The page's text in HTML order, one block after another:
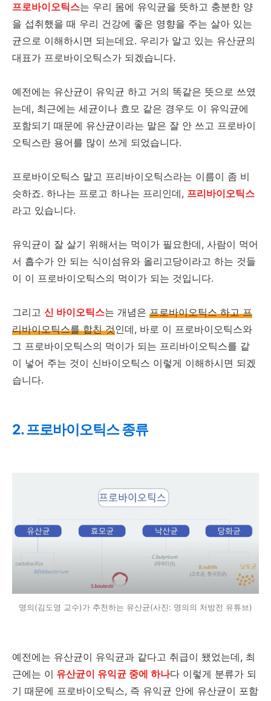
프로바이오틱스는 우리 몸에 유익균을 뜻하고 충분한 양
을 섭취했을 때 우리 건강에 좋은 영향을 주는 살아 있는
균으로 이해하시면 되는데요. 우리가 알고 있는 유산균의
대표가 프로바이오틱스가 되겠습니다.
예전에는 유산균이 유익균 하고 거의 똑같은 뜻으로 쓰였
는데, 최근에는 세균이나 효모 같은 경우도 이 유익균에
포함되기 때문에 유산균이라는 말은 잘 안 쓰고 프로바이
오틱스란 용어를 많이 쓰게 되었습니다.
프로바이오틱스 말고 프리바이오틱스라는 이름이 좀 비
슷하죠. 하나는 프로고 하나는 프리인데, 프리바이오틱스
라고 있습니다.
유익균이 잘 살기 위해서는 먹이가 필요한데, 사람이 먹어
서 흡수가 안 되는 식이섬유와 올리고당이라고 하는 것들
이 이 프로바이오틱스의 먹이가 되는 것입니다.
그리고 신 바이오틱스는 개념은 프로바이오틱스 하고 프
리바이오틱스를 합친 것인데, 바로 이 프로바이오틱스와
그 프로바이오틱스의 먹이가 되는 프리바이오틱스를 같
이 넣어 주는 것이 신바이오틱스 이렇게 이해하시면 되겠
습니다.
2. 프로바이오틱스 종류
명의(김도영 교수)가 추천하는 유산균(사진: 명의의 처방전 유튜브)
예전에는 유산균이 유익균과 같다고 취급이 됐었는데, 최
근에는 이 유산균이 유익균 중에 하나다 이렇게 분류가 되
기 때문에 프로바이오틱스, 즉 유익균 안에 유산균이 포함